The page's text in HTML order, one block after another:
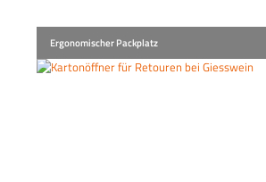
Ergonomischer Packplatz